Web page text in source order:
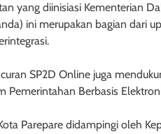
yang diinisiasi Kementerian
ini merupakan bagian dari
SP2D Online juga
Pemerintahan Berbasis
Parepare didampingi oleh